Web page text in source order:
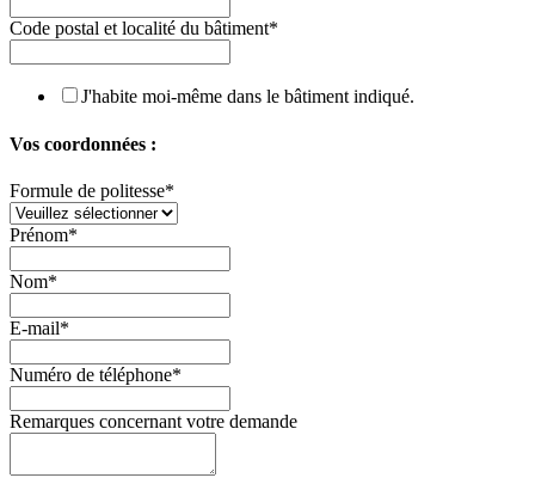
Code postal et localité du bâtiment*
J'habite moi-même dans le bâtiment indiqué.
Vos coordonnées :
Formule de politesse*
Prénom*
Nom*
E-mail*
Numéro de téléphone*
Remarques concernant votre demande